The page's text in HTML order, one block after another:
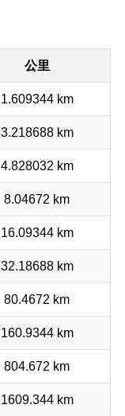
公里
1.609344 km
3.218688 km
4.828032 km
8.04672 km
16.09344 km
32.18688 km
80.4672 km
160.9344 km
804.672 km
1609.344 km